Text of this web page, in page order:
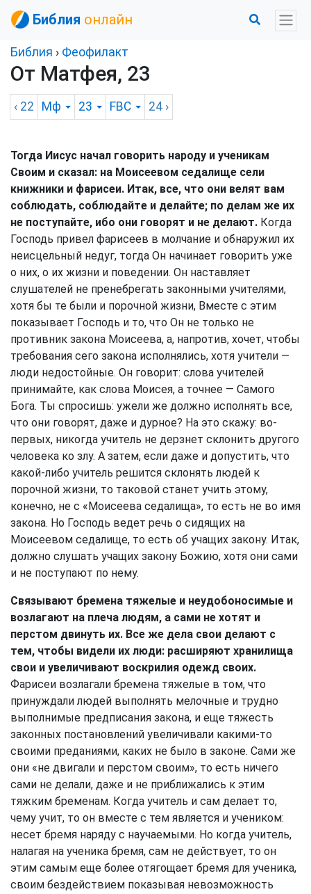
Библия онлайн
Библия › Феофилакт
От Матфея, 23
‹ 22 Мф 23 FBC 24 ›
Тогда Иисус начал говорить народу и ученикам
Своим и сказал: на Моисеевом седалище сели
книжники и фарисеи. Итак, все, что они велят вам
соблюдать, соблюдайте и делайте; по делам же их
не поступайте, ибо они говорят и не делают. Когда
Господь привел фарисеев в молчание и обнаружил их
неисцельный недуг, тогда Он начинает говорить уже
о них, о их жизни и поведении. Он наставляет
слушателей не пренебрегать законными учителями,
хотя бы те были и порочной жизни, Вместе с этим
показывает Господь и то, что Он не только не
противник закона Моисеева, а, напротив, хочет, чтобы
требования сего закона исполнялись, хотя учители —
люди недостойные. Он говорит: слова учителей
принимайте, как слова Моисея, а точнее — Самого
Бога. Ты спросишь: ужели же должно исполнять все,
что они говорят, даже и дурное? На это скажу: во-
первых, никогда учитель не дерзнет склонить другого
человека ко злу. А затем, если даже и допустить, что
какой-либо учитель решится склонять людей к
порочной жизни, то таковой станет учить этому,
конечно, не с «Моисеева седалища», то есть не во имя
закона. Но Господь ведет речь о сидящих на
Моисеевом седалище, то есть об учащих закону. Итак,
должно слушать учащих закону Божию, хотя они сами
и не поступают по нему.
Связывают бремена тяжелые и неудобоносимые и
возлагают на плеча людям, а сами не хотят и
перстом двинуть их. Все же дела свои делают с
тем, чтобы видели их люди: расширяют хранилища
свои и увеличивают воскрилия одежд своих.
Фарисеи возлагали бремена тяжелые в том, что
принуждали людей выполнять мелочные и трудно
выполнимые предписания закона, и еще тяжесть
законных постановлений увеличивали какими-то
своими преданиями, каких не было в законе. Сами же
они «не двигали и перстом своим», то есть ничего
сами не делали, даже и не приближались к этим
тяжким бременам. Когда учитель и сам делает то,
чему учит, то он вместе с тем является и учеником:
несет бремя наряду с научаемыми. Но когда учитель,
налагая на ученика бремя, сам не действует, то он
этим самым еще более отягощает бремя для ученика,
своим бездействием показывая невозможность